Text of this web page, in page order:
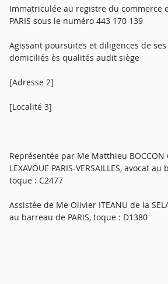
Immatriculée au registre du commerce
PARIS sous le numéro 443 170 139
Agissant poursuites et diligences de
domiciliés ès qualités audit siège
[Adresse 2]
[Localité 3]
Représentée par Me Matthieu BOCCON
LEXAVOUE PARIS-VERSAILLES, avocat
toque : C2477
Assistée de Me Olivier ITEANU de la
au barreau de PARIS, toque : D1380